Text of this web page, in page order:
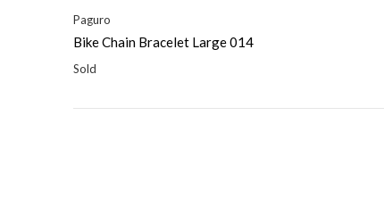
Paguro
Bike Chain Bracelet Large 014
Sold